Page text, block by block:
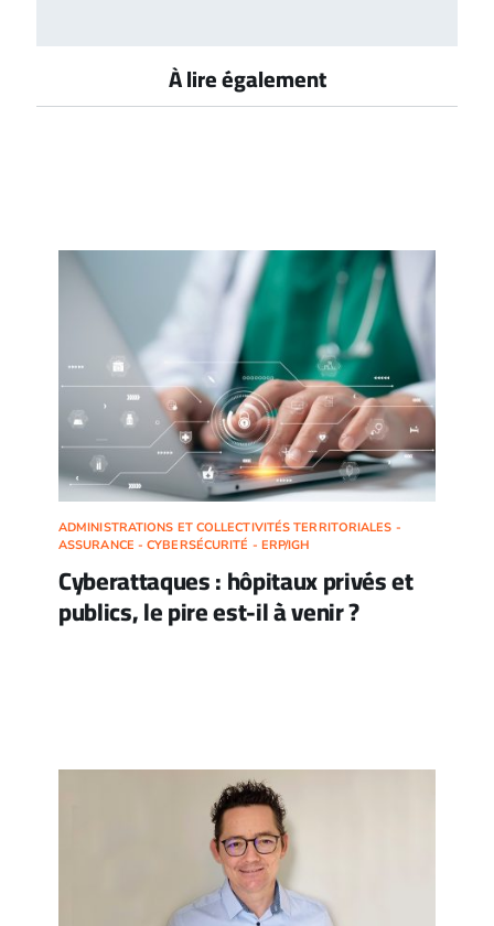
À lire également
ADMINISTRATIONS ET COLLECTIVITÉS TERRITORIALES -
ASSURANCE - CYBERSÉCURITÉ - ERP/IGH
Cyberattaques : hôpitaux privés et
publics, le pire est-il à venir ?